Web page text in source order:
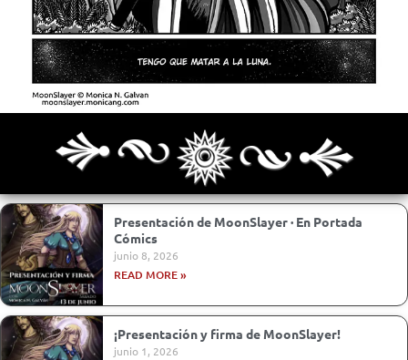
Presentación de MoonSlayer · En Portada
Cómics
junio 8, 2026
READ MORE »
¡Presentación y firma de MoonSlayer!
junio 1, 2026